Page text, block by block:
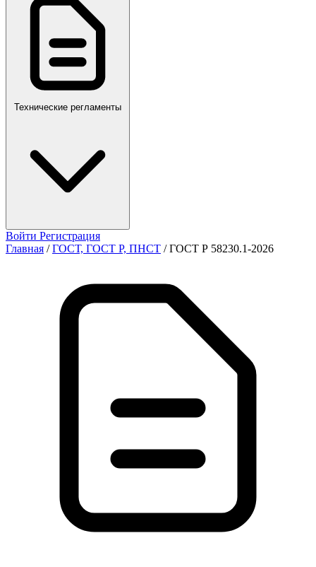
ПР,Р,ПМГ,РМГ
Технические регламенты
Войти Регистрация
Главная / ГОСТ, ГОСТ Р, ПНСТ / ГОСТ Р 58230.1-2026